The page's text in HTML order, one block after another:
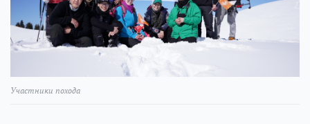
Участники похода